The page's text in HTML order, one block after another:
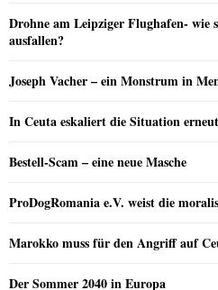
Drohne am Leipziger Flughafen-
ausfallen?
Joseph Vacher – ein Monstrum in
In Ceuta eskaliert die Situation erneut
Bestell-Scam – eine neue Masche
ProDogRomania e.V. weist die
Marokko muss für den Angriff auf
Der Sommer 2040 in Europa